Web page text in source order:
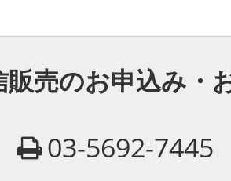
販売のお申込み・
03-5692-7445